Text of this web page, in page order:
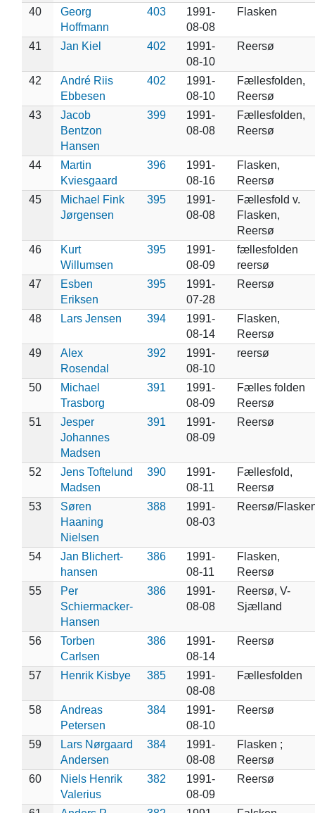
40
Georg
Hoffmann
403
1991-
08-08
Flasken
41 Jan Kiel 402
1991-
08-10
Reersø
42
André Riis
Ebbesen
402
1991-
08-10
Fællesfolden,
Reersø
43
Jacob
Bentzon
Hansen
399
1991-
08-08
Fællesfolden,
Reersø
44
Martin
Kviesgaard
396
1991-
08-16
Flasken,
Reersø
45
Michael Fink
Jørgensen
395
1991-
08-08
Fællesfold v.
Flasken,
Reersø
46
Kurt
Willumsen
395
1991-
08-09
fællesfolden
reersø
47
Esben
Eriksen
395
1991-
07-28
Reersø
48 Lars Jensen 394
1991-
08-14
Flasken,
Reersø
49
Alex
Rosendal
392
1991-
08-10
reersø
50
Michael
Trasborg
391
1991-
08-09
Fælles folden
Reersø
51
Jesper
Johannes
Madsen
391
1991-
08-09
Reersø
52
Jens Toftelund
Madsen
390
1991-
08-11
Fællesfold,
Reersø
53
Søren
Haaning
Nielsen
388
1991-
08-03
Reersø/
54
Jan Blichert-
hansen
386
1991-
08-11
Flasken,
Reersø
55
Per
Schiermacker-
Hansen
386
1991-
08-08
Reersø, V-
Sjælland
56
Torben
Carlsen
386
1991-
08-14
Reersø
57 Henrik Kisbye 385
1991-
08-08
Fællesfolden
58
Andreas
Petersen
384
1991-
08-10
Reersø
59
Lars Nørgaard
Andersen
384
1991-
08-08
Flasken ;
Reersø
60
Niels Henrik
Valerius
382
1991-
08-09
Reersø